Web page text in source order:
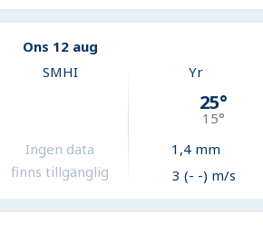
Ons 12 aug
SMHI
Ingen data
finns tillgänglig
Yr
25°
15°
1,4mm
3 (- -) m/s